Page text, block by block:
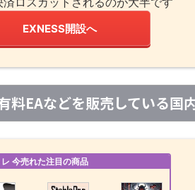
EXNESS開設へ
EAなどを販売している国内